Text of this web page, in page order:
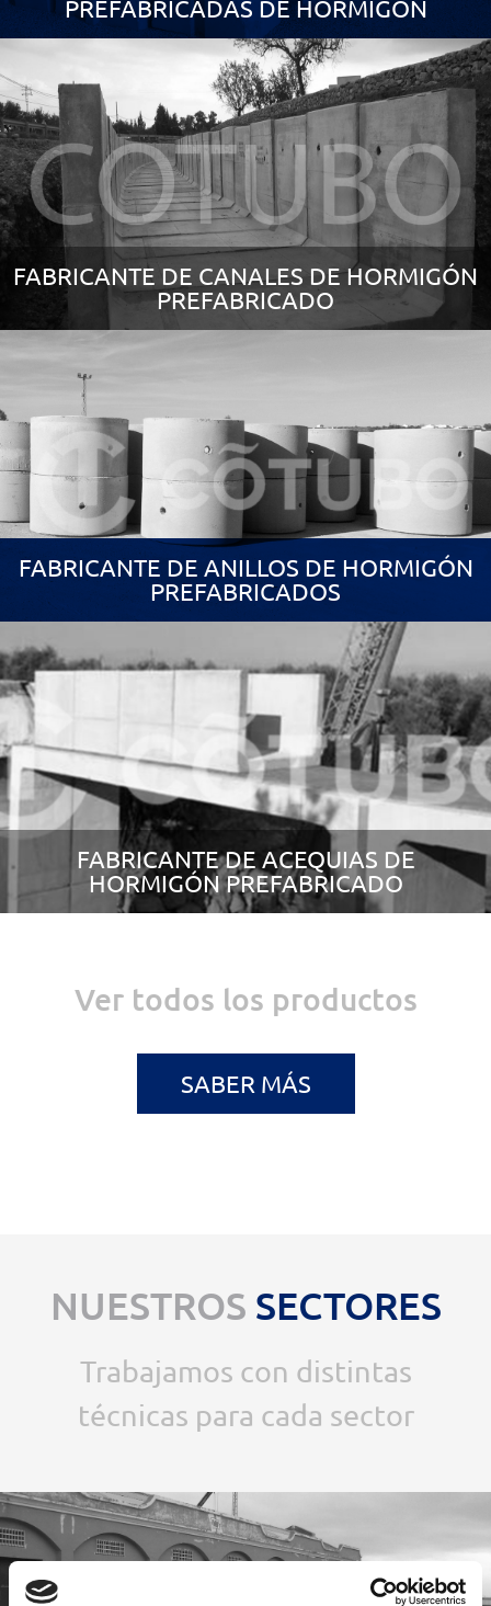
PREFABRICADAS DE HORMIGÓN
FABRICANTE DE CANALES DE HORMIGÓN
PREFABRICADO
FABRICANTE DE ANILLOS DE HORMIGÓN
PREFABRICADOS
FABRICANTE DE ACEQUIAS DE
HORMIGÓN PREFABRICADO
Ver todos los productos
SABER MÁS
NUESTROS SECTORES
Trabajamos con distintas
técnicas para cada sector